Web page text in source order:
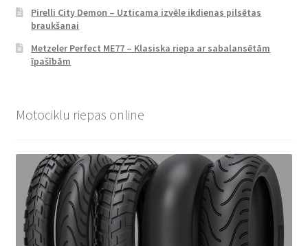
Pirelli City Demon – Uzticama izvēle ikdienas pilsētas
braukšanai
Metzeler Perfect ME77 – Klasiska riepa ar sabalansētām
īpašībām
Motociklu riepas online